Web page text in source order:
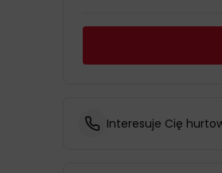
Interesuje Cię